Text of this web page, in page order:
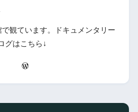
観ています。ドキュメンタリー
グはこちら↓